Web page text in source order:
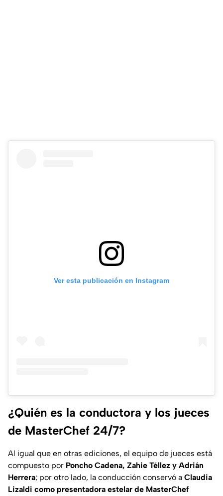
Ver esta publicación en Instagram
¿Quién es la conductora y los jueces
de MasterChef 24/7?
Al igual que en otras ediciones, el equipo de jueces está
compuesto por Poncho Cadena, Zahie Téllez y Adrián
Herrera; por otro lado, la conducción conservó a Claudia
Lizaldi como presentadora estelar de MasterChef